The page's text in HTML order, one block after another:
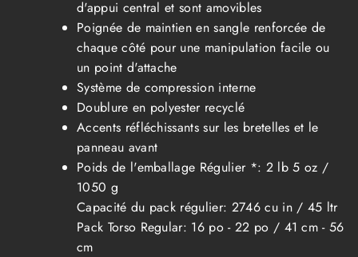
d'appui central et sont amovibles
Poignée de maintien en sangle renforcée de
chaque côté pour une manipulation facile ou
un point d'attache
Système de compression interne
Doublure en polyester recyclé
Accents réfléchissants sur les bretelles et le
panneau avant
Poids de l'emballage Régulier *: 2 lb 5 oz /
1050 g
Capacité du pack régulier: 2746 cu in / 45 ltr
Pack Torso Regular: 16 po - 22 po / 41 cm - 56
cm